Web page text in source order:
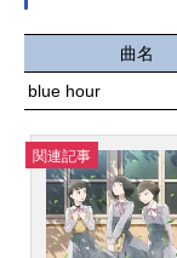
曲名
blue hour
関連記事